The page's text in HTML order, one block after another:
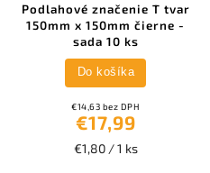
Podlahové značenie T tvar
150mm x 150mm čierne -
sada 10 ks
€14,63 bez DPH
€17,99
€1,80 / 1 ks
Do košíka